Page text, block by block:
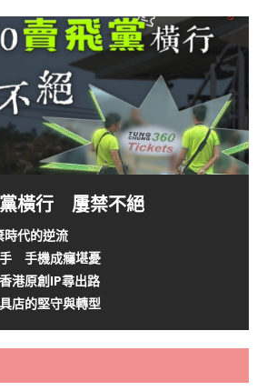
橫行 屢禁不絕
代的逆流
手機成癮堪憂
港原創IP尋出路
店的堅守與轉型